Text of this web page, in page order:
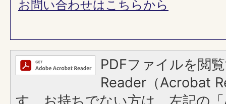
お問い合わせはこちらから
PDFファイルを閲
Reader（Acrobat